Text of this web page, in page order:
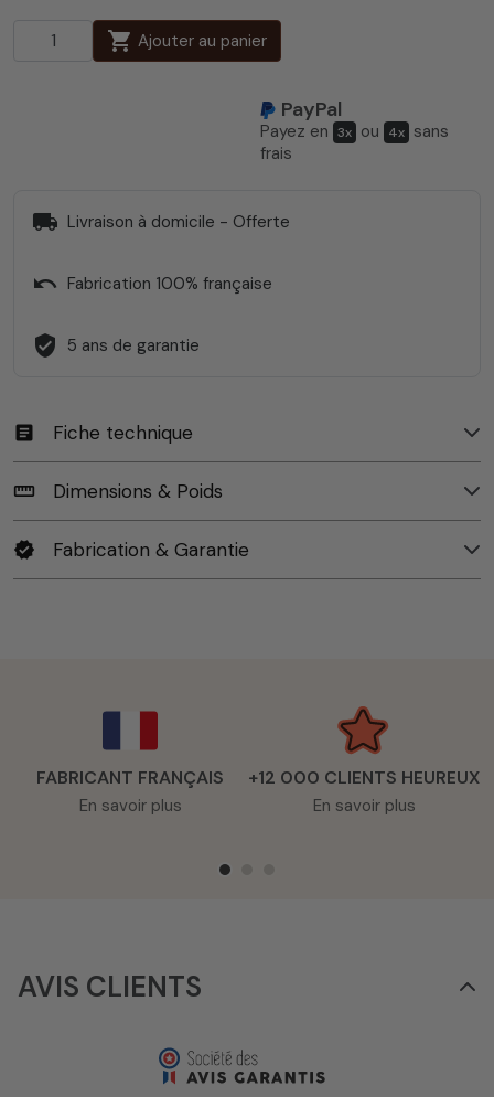
shopping_cart Ajouter au panier
PayPal
Payez en 3x ou 4x sans
frais
local_shipping Livraison à domicile - Offerte
undo Fabrication 100% française
verified_user 5 ans de garantie
article Fiche technique
straighten Dimensions & Poids
verified Fabrication & Garantie
FABRICANT FRANÇAIS
En savoir plus
+12 000 CLIENTS HEUREUX
En savoir plus
AVIS CLIENTS